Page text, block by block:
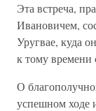
Эта встреча,
Ивановичем,
Уругвае, куда
к тому
О
успешном ходе